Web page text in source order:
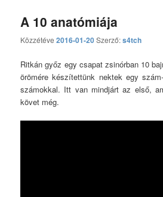
A 10 anatómiája
Közzétéve2016-01-20Szerző:s4tch
Ritkán győz egy csapat zsinórban 10
örömére készítettünk nektek egy
számokkal. Itt van mindjárt az első,
követ még.